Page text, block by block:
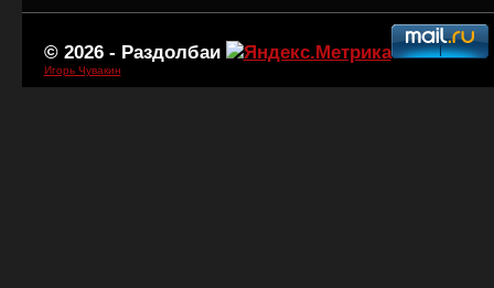
© 2026 - Раздолбаи
Игорь Чувакин